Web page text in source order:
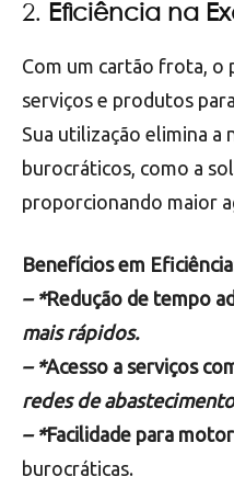
2. Eficiência na
Com um cartão frota, o
serviços e produtos
Sua utilização elimina a
burocráticos, como a
proporcionando maior
Benefícios em
– *Redução de tempo
mais rápidos.
– *Acesso a serviços
redes de
– *Facilidade para
burocráticas.